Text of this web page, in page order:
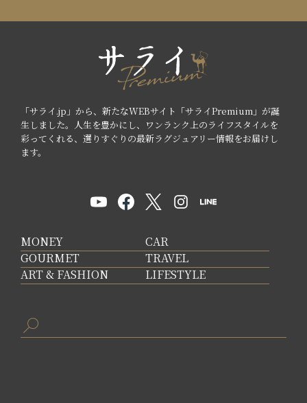
「サライ.jp」から、新たなWEBサイト「サライPremium」が誕
生しました。人生を豊かにし、ワンランク上のライフスタイルを
彩ってくれる、選りすぐりの最新ラグジュアリー情報をお届けし
ます。
MONEY
CAR
GOURMET
TRAVEL
ART & FASHION
LIFESTYLE